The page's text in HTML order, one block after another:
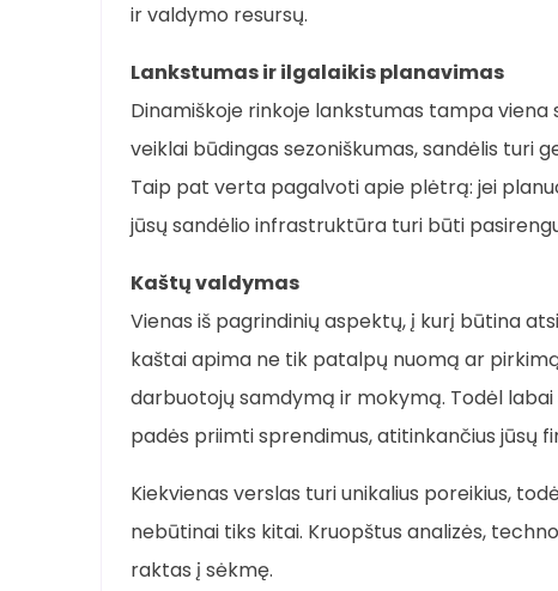
ir valdymo resursų.
Lankstumas ir ilgalaikis planavimas
Dinamiškoje rinkoje lankstumas tampa
veiklai būdingas sezoniškumas, sandėlis
Taip pat verta pagalvoti apie plėtrą: jei
jūsų sandėlio infrastruktūra turi būti
Kaštų valdymas
Vienas iš pagrindinių aspektų, į kurį būtina
kaštai apima ne tik patalpų nuomą ar
darbuotojų samdymą ir mokymą. Todėl
padės priimti sprendimus, atitinkančius jūsų
Kiekvienas verslas turi unikalius poreikius,
nebūtinai tiks kitai. Kruopštus analizės,
raktas į sėkmę.